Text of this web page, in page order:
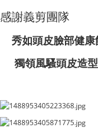
感謝義剪團隊
秀如頭皮臉部健
獨領風騷頭皮造